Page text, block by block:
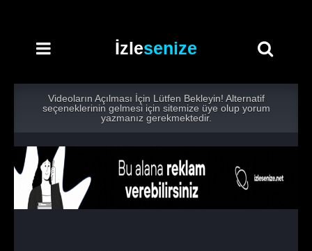
İzlesenize
Videoların Açılması İçin Lütfen Bekleyin! Alternatif
seçeneklerinin gelmesi için sitemize üye olup yorum
yazmanız gerekmektedir.